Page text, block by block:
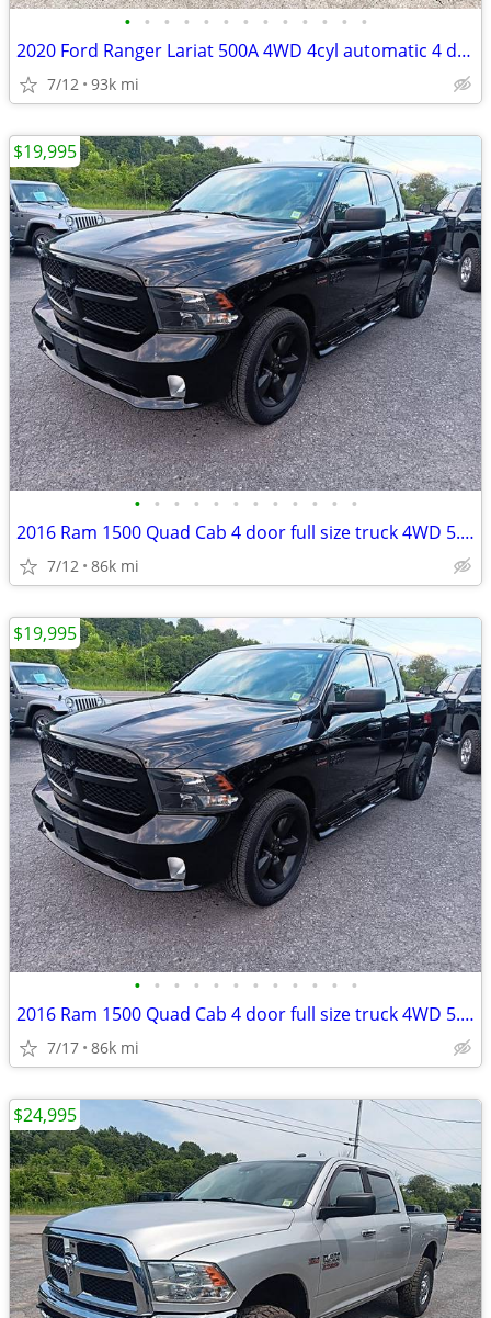
• • • • • • • • • • • • •
2020 Ford Ranger Lariat 500A 4WD 4cyl automatic 4 door crew cab truck
7/12 93k mi
• • • • • • • • • • • •
2016 Ram 1500 Quad Cab 4 door full size truck 4WD 5.7L Hemi 8cyl 85k m
7/12 86k mi
$19,995
• • • • • • • • • • • •
2016 Ram 1500 Quad Cab 4 door full size truck 4WD 5.7L Hemi 8cyl 85k m
7/17 86k mi
$19,995
$24,995